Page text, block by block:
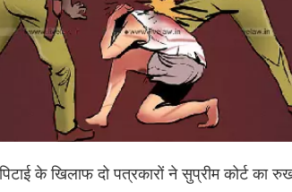
के खिलाफ दो पत्रकारों ने सुप्रीम कोर्ट का